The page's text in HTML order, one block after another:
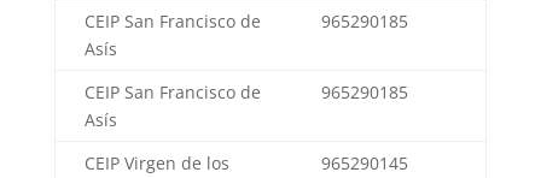
CEIP San Francisco de
Asís
965290185
CEIP San Francisco de
Asís
965290185
CEIP Virgen de los
965290145